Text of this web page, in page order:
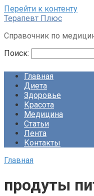
Перейти к контенту
Терапевт Плюс
Справочник по
Поиск:
Главная
Диета
Здоровье
Красота
Медицина
Статьи
Лента
Контакты
Главная
продуты